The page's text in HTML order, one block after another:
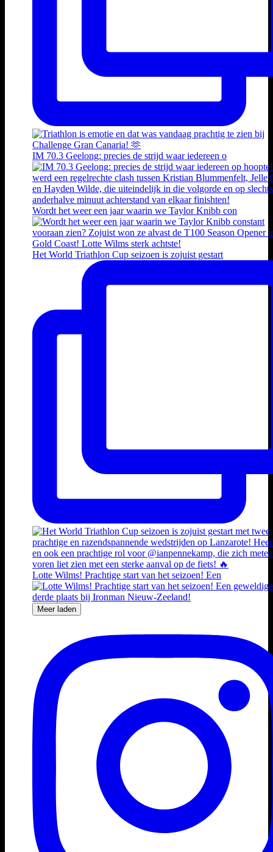
IM 70.3 Geelong: precies de strijd waar iedereen o
Wordt het weer een jaar waarin we Taylor Knibb con
Het World Triathlon Cup seizoen is zojuist gestart
Lotte Wilms! Prachtige start van het seizoen! Een
Meer laden